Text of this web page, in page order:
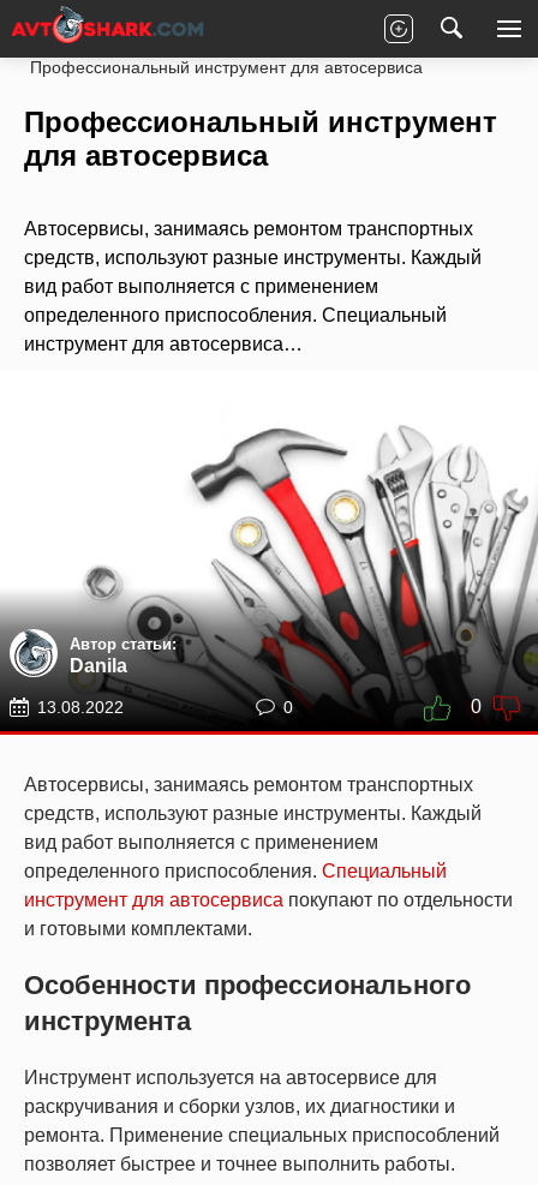
Главная Статьи
Новости партнеров
Профессиональный инструмент для автосервиса
Профессиональный инструмент
для автосервиса
Автосервисы, занимаясь ремонтом транспортных
средств, используют разные инструменты. Каждый
вид работ выполняется с применением
определенного приспособления. Специальный
инструмент для автосервиса…
Автор статьи:
Danila
13.08.2022 0 0
Автосервисы, занимаясь ремонтом транспортных
средств, используют разные инструменты. Каждый
вид работ выполняется с применением
определенного приспособления. Специальный
инструмент для автосервиса покупают по отдельности
и готовыми комплектами.
Особенности профессионального
инструмента
Инструмент используется на автосервисе для
раскручивания и сборки узлов, их диагностики и
ремонта. Применение специальных приспособлений
позволяет быстрее и точнее выполнить работы.